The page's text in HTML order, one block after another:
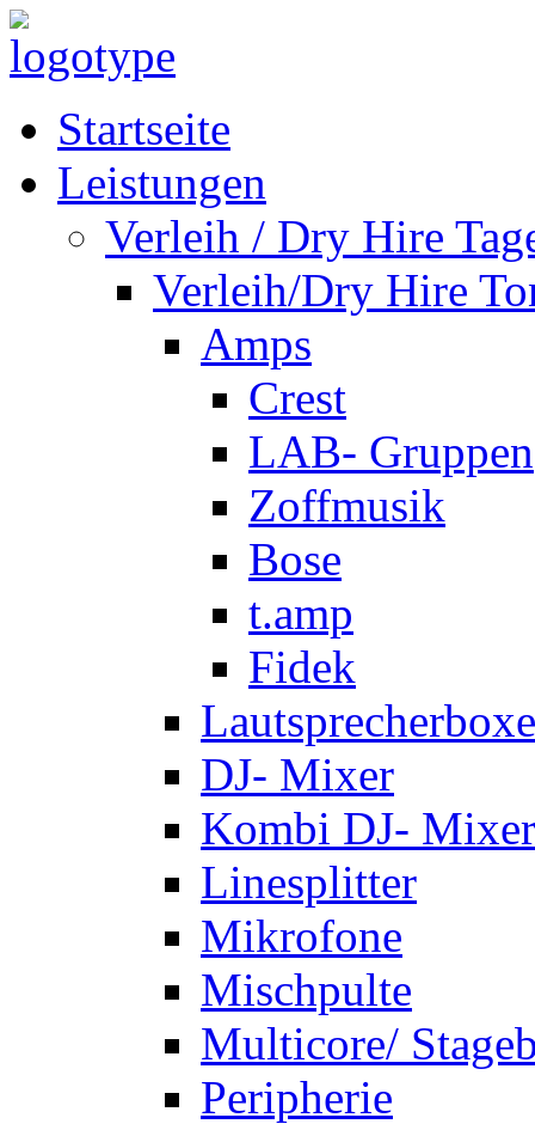
Startseite
Leistungen
Verleih / Dry Hire
Verleih/Dry Hire
Amps
Crest
LAB- Gruppen
Zoffmusik
Bose
t.amp
Fidek
DJ- Mixer
Kombi DJ-
Linesplitter
Mikrofone
Mischpulte
Multicore/
Peripherie